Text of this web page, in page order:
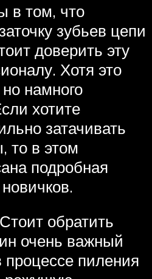
в том, что
зубьев цепи
доверить эту
Хотя это
намного
хотите
затачивать
то в этом
подробная
обратить
очень важный
пиления